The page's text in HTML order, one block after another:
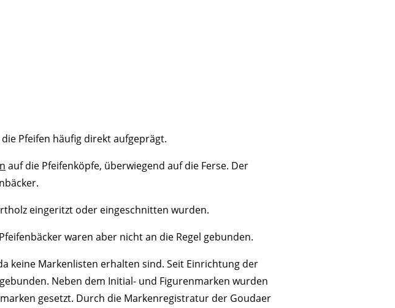
Pfeifen häufig direkt aufgeprägt.
auf die Pfeifenköpfe, überwiegend auf die Ferse. Der
eingeritzt oder eingeschnitten wurden.
waren aber nicht an die Regel gebunden.
keine Markenlisten erhalten sind. Seit Einrichtung der
Neben dem Initial- und Figurenmarken wurden
gesetzt. Durch die Markenregistratur der Goudaer